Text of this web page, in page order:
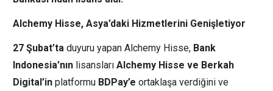
Alchemy Hisse, Asya’daki Hizmetlerini Genişletiyor
27 Şubat’ta duyuru yapan Alchemy Hisse, Bank
Indonesia’nın lisansları Alchemy Hisse ve Berkah
Digital’in platformu BDPay’e ortaklaşa verdiğini ve